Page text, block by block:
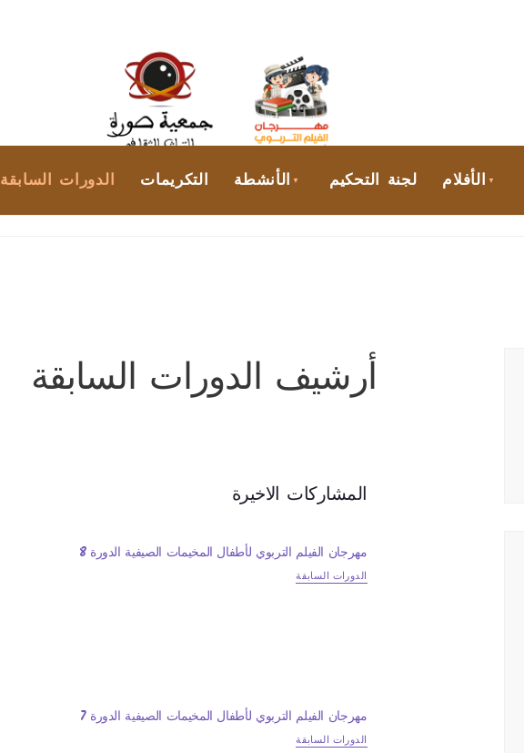
الأفلام لجنة التحكيم الأنشطة التكريمات الدورات السابقة
أرشيف الدورات السابقة
المشاركات الاخيرة
مهرجان الفيلم التربوي لأطفال المخيمات الصيفية الدورة 8
الدورات السابقة
مهرجان الفيلم التربوي لأطفال المخيمات الصيفية الدورة 7
الدورات السابقة